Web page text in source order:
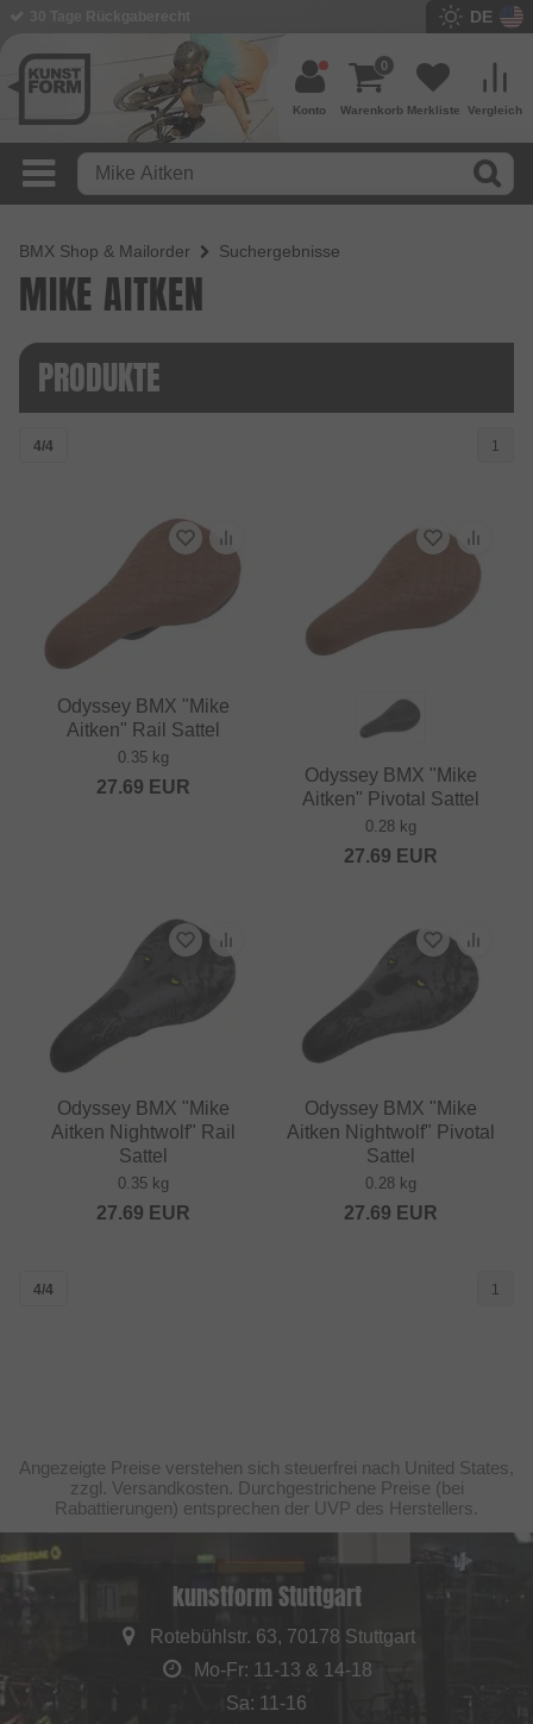
DE
Vergleich
Merkliste
Warenkorb
0
Konto
BMX Shop & Mailorder Suchergebnisse
MIKE AITKEN
PRODUKTE
4/4 1
Odyssey BMX "Mike
Aitken" Rail Sattel
0.35 kg
27.69 EUR
Odyssey BMX "Mike
Aitken" Pivotal Sattel
0.28 kg
27.69 EUR
Odyssey BMX "Mike
Aitken Nightwolf" Rail
Sattel
0.35 kg
27.69 EUR
Odyssey BMX "Mike
Aitken Nightwolf" Pivotal
Sattel
0.28 kg
27.69 EUR
4/4 1
Angezeigte Preise verstehen sich steuerfrei nach United States,
zzgl. Versandkosten. Durchgestrichene Preise (bei
Rabattierungen) entsprechen der UVP des Herstellers.
kunstform Stuttgart
Rotebühlstr. 63, 70178 Stuttgart
Mo-Fr: 11-13 & 14-18
Sa: 11-16